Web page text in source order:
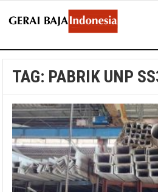
TAG: PABRIK UNP